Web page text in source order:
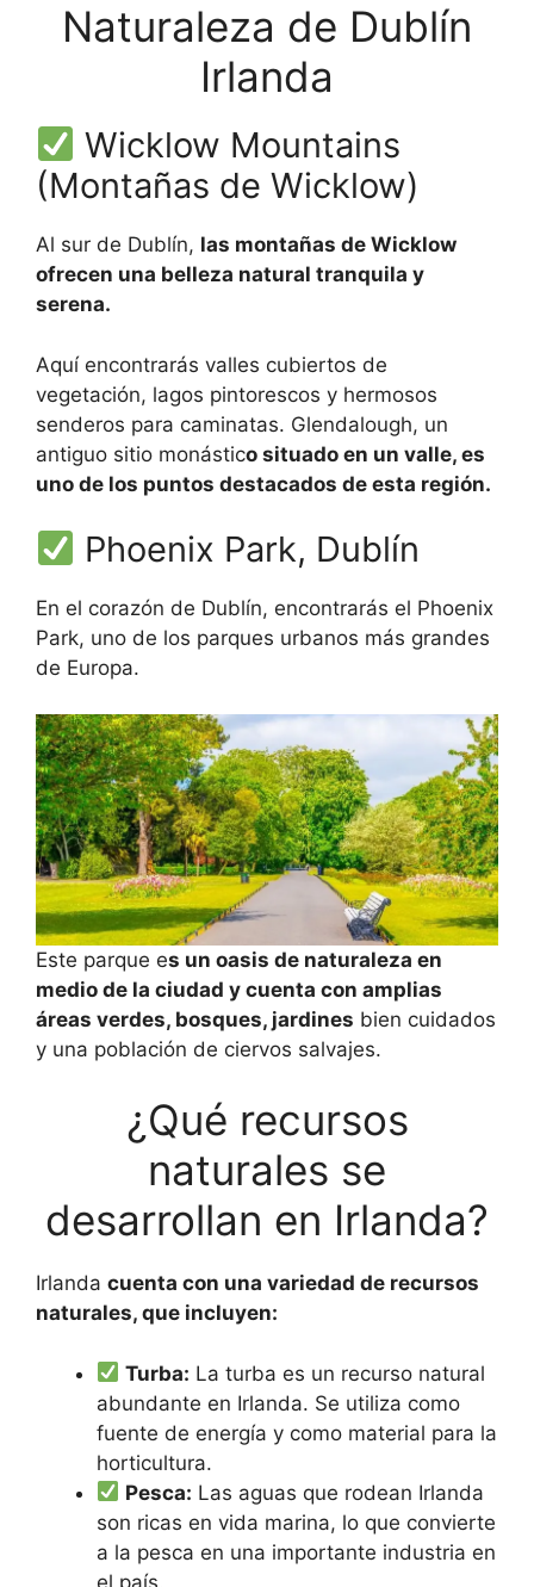
Naturaleza de Dublín
Irlanda
Wicklow Mountains
(Montañas de Wicklow)
Al sur de Dublín, las montañas de Wicklow
ofrecen una belleza natural tranquila y
serena.
Aquí encontrarás valles cubiertos de
vegetación, lagos pintorescos y hermosos
senderos para caminatas. Glendalough, un
antiguo sitio monástico situado en un valle, es
uno de los puntos destacados de esta región.
Phoenix Park, Dublín
En el corazón de Dublín, encontrarás el Phoenix
Park, uno de los parques urbanos más grandes
de Europa.
Este parque es un oasis de naturaleza en
medio de la ciudad y cuenta con amplias
áreas verdes, bosques, jardines bien cuidados
y una población de ciervos salvajes.
¿Qué recursos
naturales se
desarrollan en Irlanda?
Irlanda cuenta con una variedad de recursos
naturales, que incluyen:
Turba: La turba es un recurso natural
abundante en Irlanda. Se utiliza como
fuente de energía y como material para la
horticultura.
Pesca: Las aguas que rodean Irlanda
son ricas en vida marina, lo que convierte
a la pesca en una importante industria en
el país.